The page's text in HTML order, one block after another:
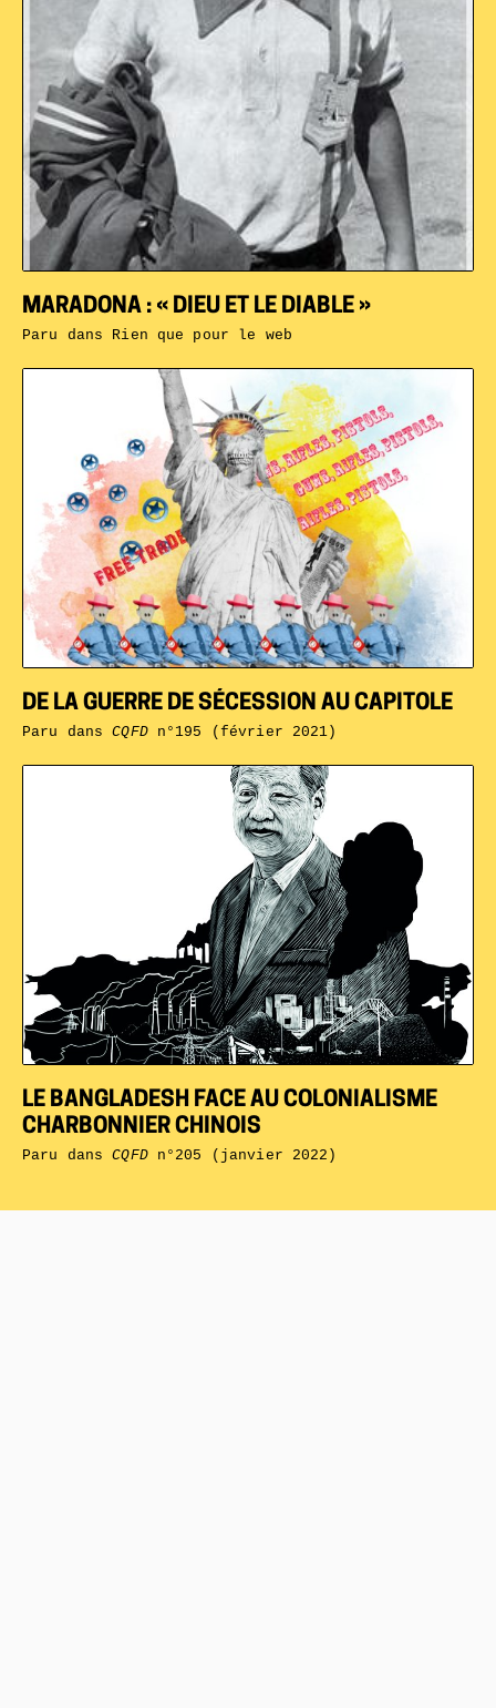
LE BANGLADESH FACE AU COLONIALISME
CHARBONNIER CHINOIS
Paru dansCQFDn°205 (janvier 2022)
DE LA GUERRE DE SÉCESSION AU CAPITOLE
Paru dansCQFDn°195 (février 2021)
MARADONA : « DIEU ET LE DIABLE »
Paru dans Rien que pour le web